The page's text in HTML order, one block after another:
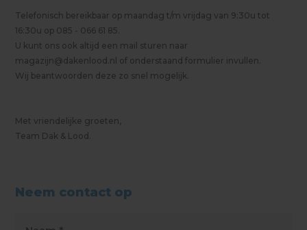
Telefonisch bereikbaar op maandag t/m vrijdag van 9:30u tot
16:30u op 085 - 066 61 85.
U kunt ons ook altijd een mail sturen naar
magazijn@dakenlood.nl of onderstaand formulier invullen.
Wij beantwoorden deze zo snel mogelijk.
Met vriendelijke groeten,
Team Dak & Lood.
Neem contact op